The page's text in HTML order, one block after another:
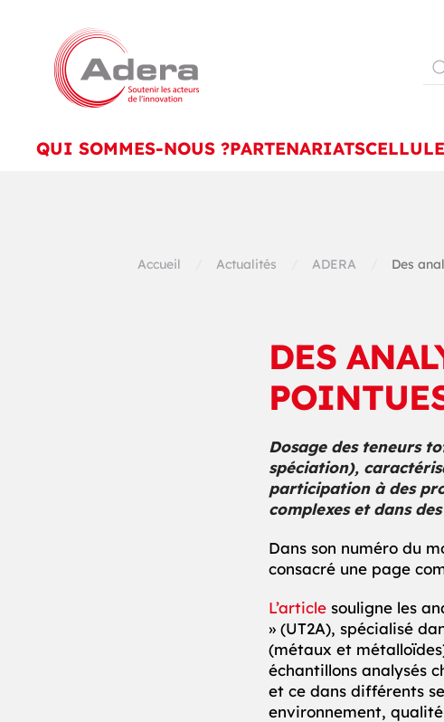
Skip to main content
QUI SOMMES-NOUS ?PARTENARIATS
Accueil Actualités ADERA Des
DES
Dosage des teneurs
spéciation),
participation à des
complexes et dans
Dans son numéro du
consacré une page
L’article souligne les
» (UT2A), spécialisé
(métaux et
échantillons analysés
et ce dans différents
environnement,